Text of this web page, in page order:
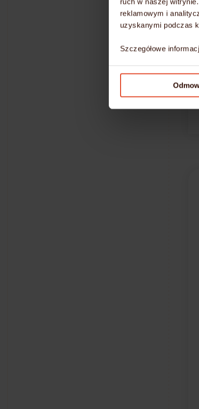
reklamowym i
uzyskanymi podczas
Szczegółowe